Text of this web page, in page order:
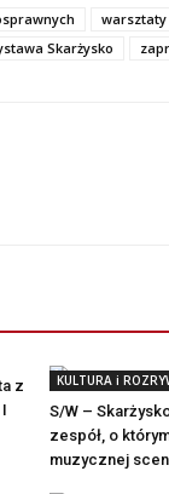
warsztaty
Skarżysko
z
KULTURA i
S/W –
zespół, o
muzycznej